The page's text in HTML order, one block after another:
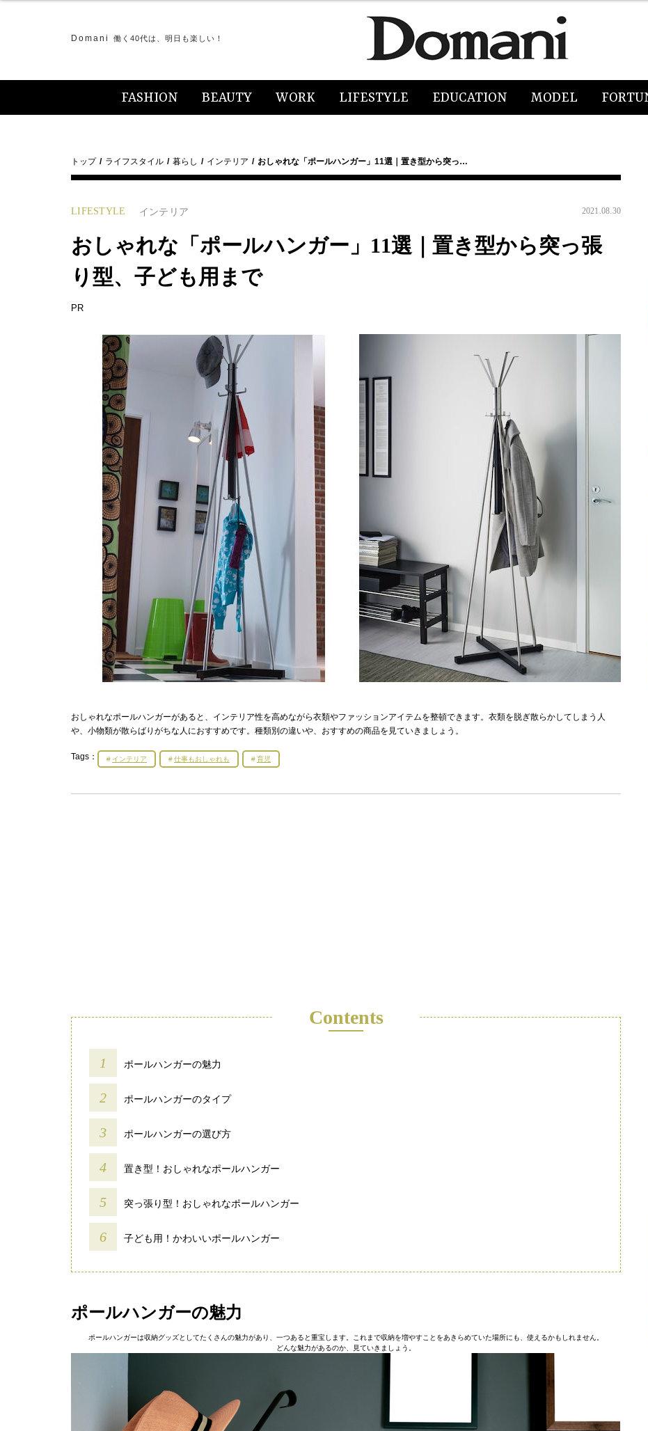
Domani 働く40代は、明日も楽しい！
FASHION BEAUTY WORK LIFESTYLE EDUCATION MODEL
トップ ライフスタイル 暮らし インテリア おしゃれな「ポールハンガー」11選｜置き型から突っ…
LIFESTYLE インテリア 2021.08.30
おしゃれな「ポールハンガー」11選｜置き型から突っ張
り型、子ども用まで
PR
おしゃれなポールハンガーがあると、インテリア性を高めながら衣類やファッションアイテムを整頓できます。衣類を脱ぎ散らかしてしまう人
や、小物類が散らばりがちな人におすすめです。種類別の違いや、おすすめの商品を見ていきましょう。
Tags： インテリア 仕事もおしゃれも 育児
Contents
ポールハンガーの魅力
ポールハンガーのタイプ
ポールハンガーの選び方
置き型！おしゃれなポールハンガー
突っ張り型！おしゃれなポールハンガー
子ども用！かわいいポールハンガー
ポールハンガーの魅力
ポールハンガーは収納グッズとしてたくさんの魅力があり、一つあると重宝します。これまで収納を増やすことをあきらめていた場所にも、使えるかもしれません。
どんな魅力があるのか、見ていきましょう。